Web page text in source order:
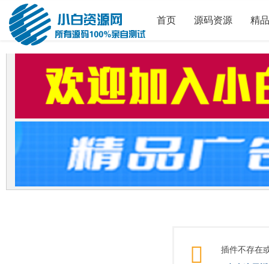
首页 源码资源 精
插件不存在